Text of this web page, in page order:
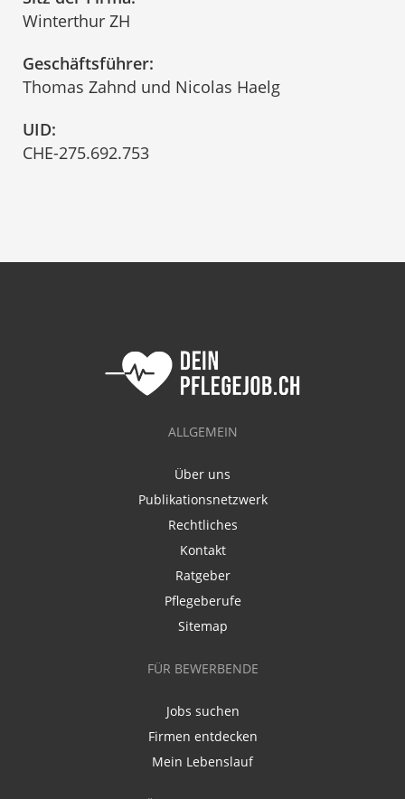
Winterthur ZH
Geschäftsführer:
Thomas Zahnd und Nicolas Haelg
UID:
CHE-275.692.753
ALLGEMEIN
Über uns
Publikationsnetzwerk
Rechtliches
Kontakt
Ratgeber
Pflegeberufe
Sitemap
FÜR BEWERBENDE
Jobs suchen
Firmen entdecken
Mein Lebenslauf